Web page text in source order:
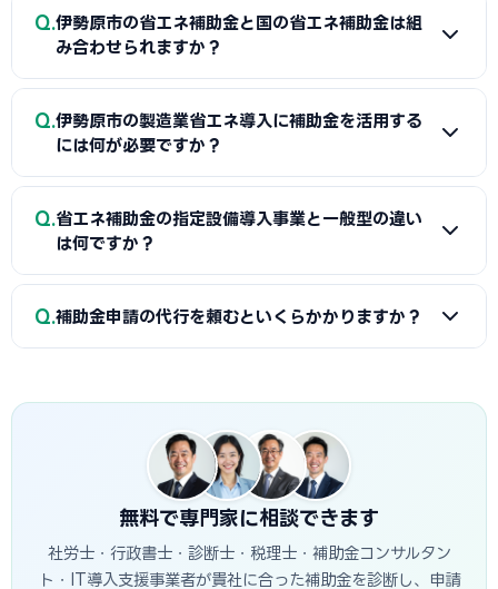
A
まずは省エネ診断（無料または費用補助あり）を受けて
エネルギー使用状況を把握することが第一歩です。次に伊勢
活用について相談し、GビズIDプライムの取得（2〜3週間必
要）を並行して進めましょう。公募スケジュールに合わせた準
備が採択への近道です。
Q 伊勢原市の省エネ補助金と国の省エネ補助金は組
み合わせられますか？
A
経費項目が重複しなければ伊勢原市（または都道府県）の
省エネ補助金と国のSII補助金の併用が可能です。例えば太陽
する組み合わせが一般的です。伊勢原商工会議所で最適な経
費配分の事前確認をお勧めします。
Q 伊勢原市の製造業省エネ導入に補助金を活用する
には何が必要ですか？
A
省エネ補助金（SII類型）の申請に必要な基本書類は、G
ビズIDプライム・省エネ計算書（現状比較）・設備メーカー
メーカーまたは省エネ診断機関の協力が必要です。伊勢原商
工会議所で対象設備・申請書類の確認と診断機関の紹介を受
Q 省エネ補助金の指定設備導入事業と一般型の違い
は何ですか？
A
指定設備導入事業は事前登録された省エネ設備から選ぶ
Q 補助金申請の代行を頼むといくらかかりますか？
す。当サイトでは伊勢原市に対応した専門家を無料でご紹介
無料で専門家に相談できます
社労士・行政書士・診断士・税理士・補助金コンサルタン
ト・IT導入支援事業者が貴社に合った補助金を診断し、申請